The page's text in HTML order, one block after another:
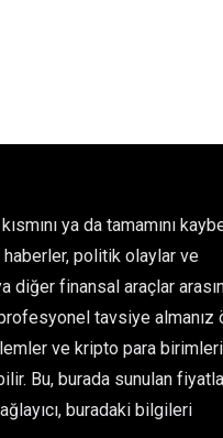
ya da tamamını
haberler, politik olaylar ve
diğer finansal araçlar
tavsiye almanız
ve kripto para
Bu, burada sunulan
buradaki bilgileri